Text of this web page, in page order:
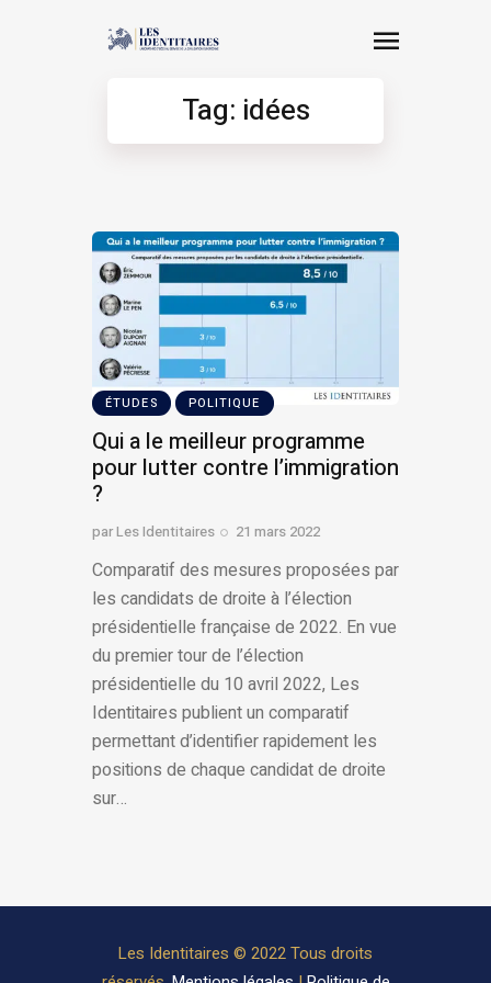
Tag: idées
ÉTUDES POLITIQUE
Qui a le meilleur programme
pour lutter contre l’immigration
?
parLes Identitaires 21 mars 2022
Comparatif des mesures proposées par
les candidats de droite à l’élection
présidentielle française de 2022. En vue
du premier tour de l’élection
présidentielle du 10 avril 2022, Les
Identitaires publient un comparatif
permettant d’identifier rapidement les
positions de chaque candidat de droite
sur…
Les Identitaires © 2022 Tous droits